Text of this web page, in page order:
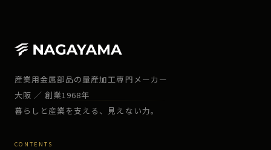
産業用金属部品の量産加工専門メーカー
大阪 ／ 創業1968年
暮らしと産業を支える、見えない力。
CONTENTS